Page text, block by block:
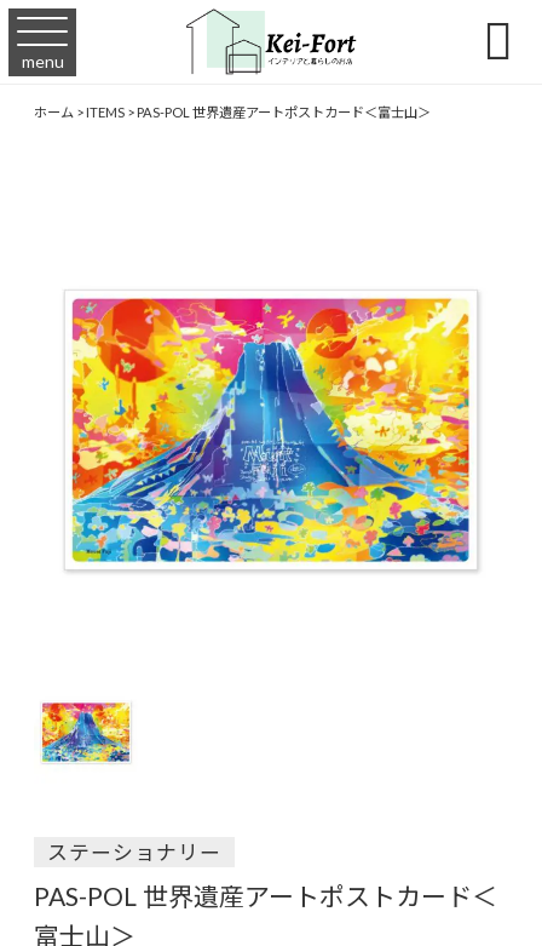
menu 
ホーム>ITEMS>PAS-POL 世界遺産アートポストカード＜富士山＞
ステーショナリー
PAS-POL 世界遺産アートポストカード＜
富士山＞